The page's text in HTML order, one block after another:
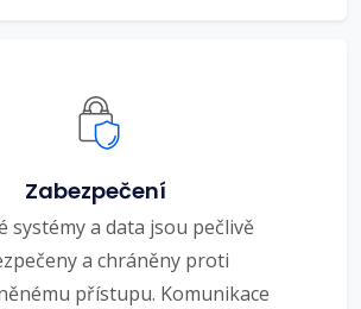
Zabezpečení
systémy a data jsou pečlivě
a chráněny proti
přístupu. Komunikace